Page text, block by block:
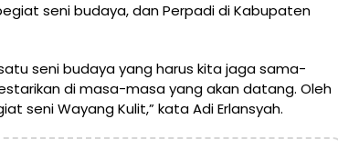
seni budaya, dan Perpadi di Kabupaten
seni budaya yang harus kita jaga sama-
di masa-masa yang akan datang. Oleh
seni Wayang Kulit,” kata Adi Erlansyah.